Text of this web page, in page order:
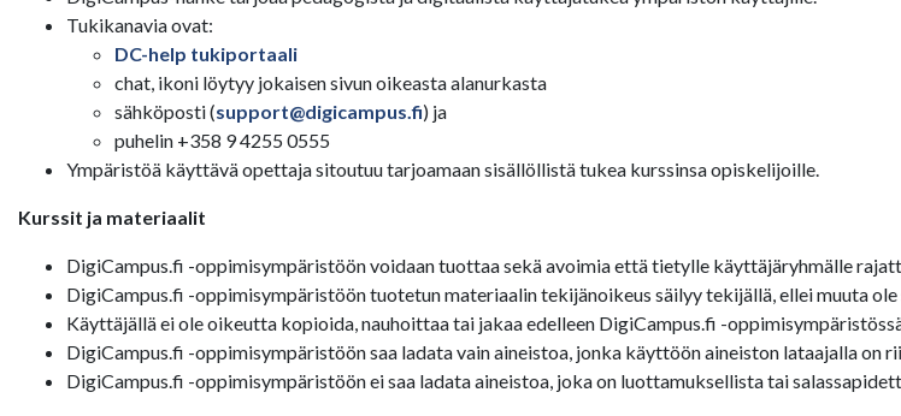
Tukikanavia ovat:
DC-help tukiportaali
chat, ikoni löytyy jokaisen sivun oikeasta alanurkasta
sähköposti (support@digicampus.fi) ja
puhelin +358 9 4255 0555
Ympäristöä käyttävä opettaja sitoutuu tarjoamaan sisällöllistä tukea kurssinsa opiskelijoille.
Kurssit ja materiaalit
DigiCampus.fi -oppimisympäristöön voidaan tuottaa sekä avoimia että tietylle käyttäjäryhmälle
DigiCampus.fi -oppimisympäristöön tuotetun materiaalin tekijänoikeus säilyy tekijällä, ellei muuta
Käyttäjällä ei ole oikeutta kopioida, nauhoittaa tai jakaa edelleen DigiCampus.fi -
DigiCampus.fi -oppimisympäristöön saa ladata vain aineistoa, jonka käyttöön aineiston lataajalla on
DigiCampus.fi -oppimisympäristöön ei saa ladata aineistoa, joka on luottamuksellista tai